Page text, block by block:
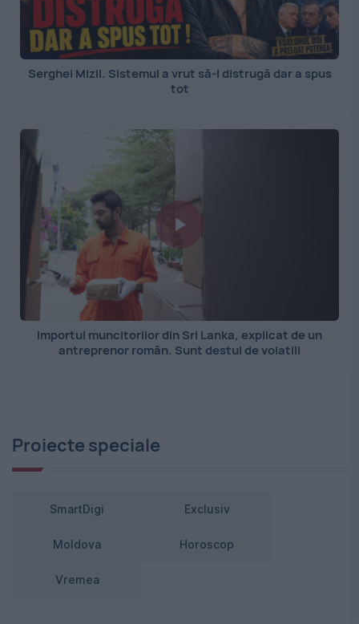
Serghei Mizil. Sistemul a vrut să-l distrugă dar a spus
tot
Importul muncitorilor din Sri Lanka, explicat de un
antreprenor român. Sunt destul de volatili
Proiecte speciale
SmartDigi Exclusiv
Moldova Horoscop
Vremea